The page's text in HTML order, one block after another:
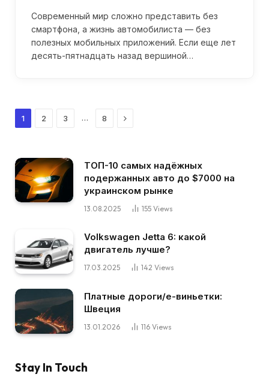
Современный мир сложно представить без
смартфона, а жизнь автомобилиста — без
полезных мобильных приложений. Если еще лет
десять-пятнадцать назад вершиной…
1 2 3 … 8 Next
ТОП-10 самых надёжных
подержанных авто до $7000 на
украинском рынке
13.08.2025 155 Views
Volkswagen Jetta 6: какой
двигатель лучше?
17.03.2025 142 Views
Платные дороги/е-виньетки:
Швеция
13.01.2026 116 Views
Stay In Touch